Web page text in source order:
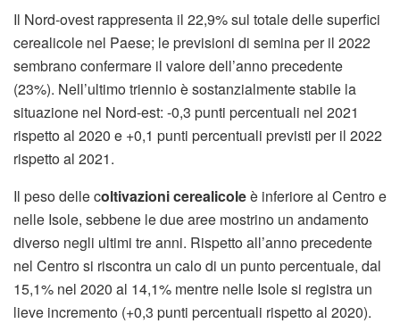
Il Nord-ovest rappresenta il 22,9% sul totale delle superfici
cerealicole nel Paese; le previsioni di semina per il 2022
sembrano confermare il valore dell’anno precedente
(23%). Nell’ultimo triennio è sostanzialmente stabile la
situazione nel Nord-est: -0,3 punti percentuali nel 2021
rispetto al 2020 e +0,1 punti percentuali previsti per il 2022
rispetto al 2021.
Il peso delle coltivazioni cerealicoleè inferiore al Centro e
nelle Isole, sebbene le due aree mostrino un andamento
diverso negli ultimi tre anni. Rispetto all’anno precedente
nel Centro si riscontra un calo di un punto percentuale, dal
15,1% nel 2020 al 14,1% mentre nelle Isole si registra un
lieve incremento (+0,3 punti percentuali rispetto al 2020).